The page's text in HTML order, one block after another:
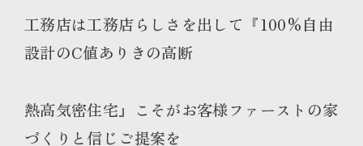
工務店は工務店らしさを出して『100%自由
設計のC値ありきの高断
熱高気密住宅』こそがお客様ファーストの家
づくりと信じご提案を